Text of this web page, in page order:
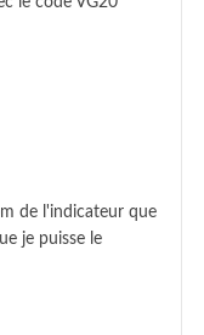
de l'indicateur que
je puisse le